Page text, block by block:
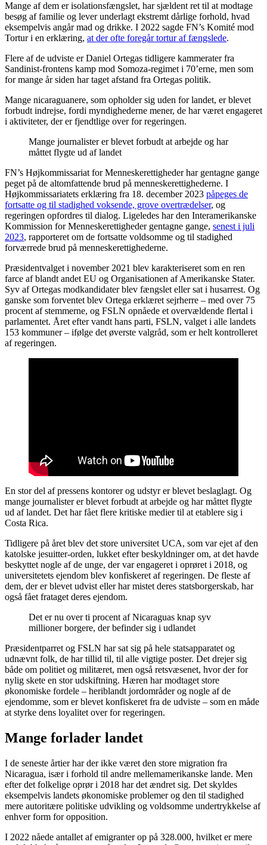
Mange af dem er isolationsfængslet, har sjældent ret til at modtage
besøg af familie og lever underlagt ekstremt dårlige forhold, hvad
eksempelvis angår mad og drikke. I 2022 sagde FN’s Komité mod
Tortur i en erklæring, at der ofte foregår tortur af fængslede.
Flere af de udviste er Daniel Ortegas tidligere kammerater fra
Sandinist-frontens kamp mod Somoza-regimet i 70’erne, men som
for mange år siden har taget afstand fra Ortegas politik.
Mange nicaraguanere, som opholder sig uden for landet, er blevet
forbudt indrejse, fordi myndighederne mener, de har været engageret
i aktiviteter, der er fjendtlige over for regeringen.
Mange journalister er blevet forbudt at arbejde og har
måttet flygte ud af landet
FN’s Højkommissariat for Menneskerettigheder har gentagne gange
peget på de altomfattende brud på menneskerettighederne. I
Højkommissariatets erklæring fra 18. december 2023 påpeges de
fortsatte og til stadighed voksende, grove overtrædelser, og
regeringen opfordres til dialog. Ligeledes har den Interamerikanske
Kommission for Menneskerettigheder gentagne gange, senest i juli
2023, rapporteret om de fortsatte voldsomme og til stadighed
forværrede brud på menneskerettighederne.
Præsidentvalget i november 2021 blev karakteriseret som en ren
farce af blandt andet EU og Organisationen af Amerikanske Stater.
Syv af Ortegas modkandidater blev fængslet eller sat i husarrest. Og
ganske som forventet blev Ortega erklæret sejrherre – med over 75
procent af stemmerne, og FSLN opnåede et overvældende flertal i
parlamentet. Året efter vandt hans parti, FSLN, valget i alle landets
153 kommuner – ifølge det øverste valgråd, som er helt kontrolleret
af regeringen.
En stor del af pressens kontorer og udstyr er blevet beslaglagt. Og
mange journalister er blevet forbudt at arbejde og har måttet flygte
ud af landet. Det har fået flere kritiske medier til at etablere sig i
Costa Rica.
Tidligere på året blev det store universitet UCA, som var ejet af den
katolske jesuitter-orden, lukket efter beskyldninger om, at det havde
beskyttet nogle af de unge, der var engageret i oprøret i 2018, og
universitetets ejendom blev konfiskeret af regeringen. De fleste af
dem, der er blevet udvist eller har mistet deres statsborgerskab, har
også fået frataget deres ejendom.
Det er nu over ti procent af Nicaraguas knap syv
millioner borgere, der befinder sig i udlandet
Præsidentparret og FSLN har sat sig på hele statsapparatet og
udnævnt folk, de har tillid til, til alle vigtige poster. Det drejer sig
både om politiet og militæret, men også retsvæsenet, hvor der for
nylig skete en stor udskiftning. Hæren har modtaget store
økonomiske fordele – heriblandt jordområder og nogle af de
ejendomme, som er blevet konfiskeret fra de udviste – som en måde
at styrke dens loyalitet over for regeringen.
Mange forlader landet
I de seneste årtier har der ikke været den store migration fra
Nicaragua, især i forhold til andre mellemamerikanske lande. Men
efter det folkelige oprør i 2018 har det ændret sig. Det skyldes
eksempelvis landets økonomiske problemer og den til stadighed
mere autoritære politiske udvikling og voldsomme undertrykkelse af
enhver form for opposition.
I 2022 nåede antallet af emigranter op på 328.000, hvilket er mere